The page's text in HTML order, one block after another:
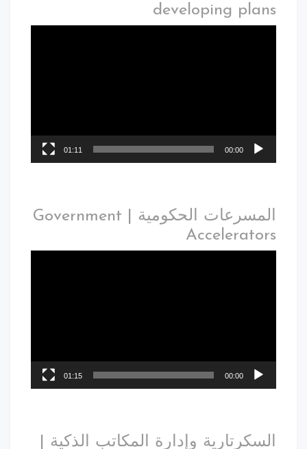
developing plans
00:00
01:11
المسرعات الحكومية | Government
Accelerators
00:00
01:15
السكرتارية وإدارة المكاتب الذكية |